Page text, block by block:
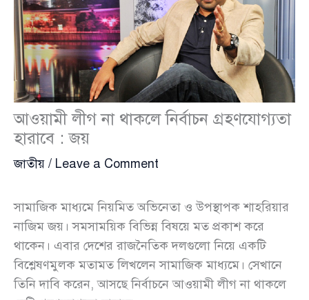
আওয়ামী লীগ না থাকলে নির্বাচন গ্রহণযোগ্যতা
হারাবে : জয়
জাতীয় / Leave a Comment
সামাজিক মাধ্যমে নিয়মিত অভিনেতা ও উপস্থাপক শাহরিয়ার
নাজিম জয়। সমসাময়িক বিভিন্ন বিষয়ে মত প্রকাশ করে
থাকেন। এবার দেশের রাজনৈতিক দলগুলো নিয়ে একটি
বিশ্লেষণমুলক মতামত লিখলেন সামাজিক মাধ্যমে। সেখানে
তিনি দাবি করেন, আসছে নির্বাচনে আওয়ামী লীগ না থাকলে